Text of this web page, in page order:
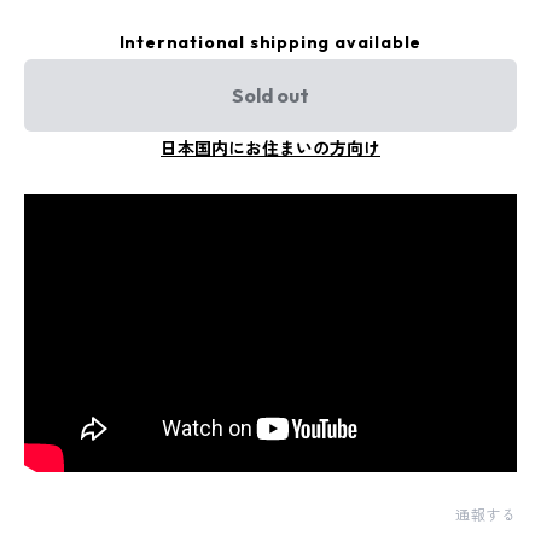
International shipping available
Sold out
日本国内にお住まいの方向け
通報する